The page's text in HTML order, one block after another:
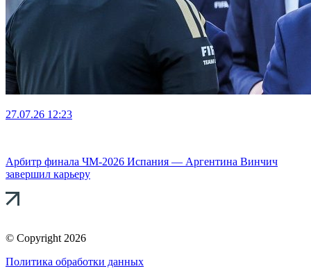
27.07.26 12:23
Арбитр финала ЧМ-2026 Испания — Аргентина Винчич
завершил карьеру
© Copyright 2026
Политика обработки данных